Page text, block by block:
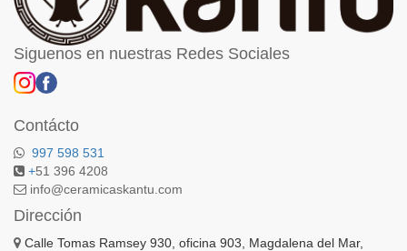
Siguenos en nuestras Redes Sociales
Contácto
997 598 531
+51 396 4208
info@ceramicaskantu.com
Dirección
Calle Tomas Ramsey 930, oficina 903, Magdalena del Mar,